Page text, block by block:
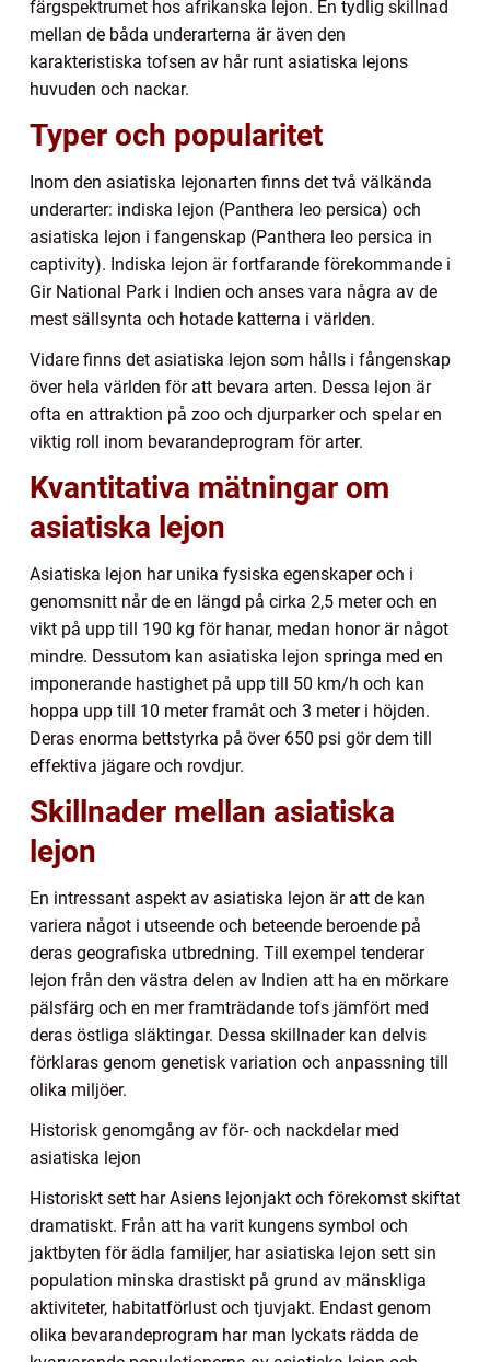
färgspektrumet hos afrikanska lejon. En tydlig skillnad
mellan de båda underarterna är även den
karakteristiska tofsen av hår runt asiatiska lejons
huvuden och nackar.
Typer och popularitet
Inom den asiatiska lejonarten finns det två välkända
underarter: indiska lejon (Panthera leo persica) och
asiatiska lejon i fangenskap (Panthera leo persica in
captivity). Indiska lejon är fortfarande förekommande i
Gir National Park i Indien och anses vara några av de
mest sällsynta och hotade katterna i världen.
Vidare finns det asiatiska lejon som hålls i fångenskap
över hela världen för att bevara arten. Dessa lejon är
ofta en attraktion på zoo och djurparker och spelar en
viktig roll inom bevarandeprogram för arter.
Kvantitativa mätningar om
asiatiska lejon
Asiatiska lejon har unika fysiska egenskaper och i
genomsnitt når de en längd på cirka 2,5 meter och en
vikt på upp till 190 kg för hanar, medan honor är något
mindre. Dessutom kan asiatiska lejon springa med en
imponerande hastighet på upp till 50 km/h och kan
hoppa upp till 10 meter framåt och 3 meter i höjden.
Deras enorma bettstyrka på över 650 psi gör dem till
effektiva jägare och rovdjur.
Skillnader mellan asiatiska
lejon
En intressant aspekt av asiatiska lejon är att de kan
variera något i utseende och beteende beroende på
deras geografiska utbredning. Till exempel tenderar
lejon från den västra delen av Indien att ha en mörkare
pälsfärg och en mer framträdande tofs jämfört med
deras östliga släktingar. Dessa skillnader kan delvis
förklaras genom genetisk variation och anpassning till
olika miljöer.
Historisk genomgång av för- och nackdelar med
asiatiska lejon
Historiskt sett har Asiens lejonjakt och förekomst skiftat
dramatiskt. Från att ha varit kungens symbol och
jaktbyten för ädla familjer, har asiatiska lejon sett sin
population minska drastiskt på grund av mänskliga
aktiviteter, habitatförlust och tjuvjakt. Endast genom
olika bevarandeprogram har man lyckats rädda de